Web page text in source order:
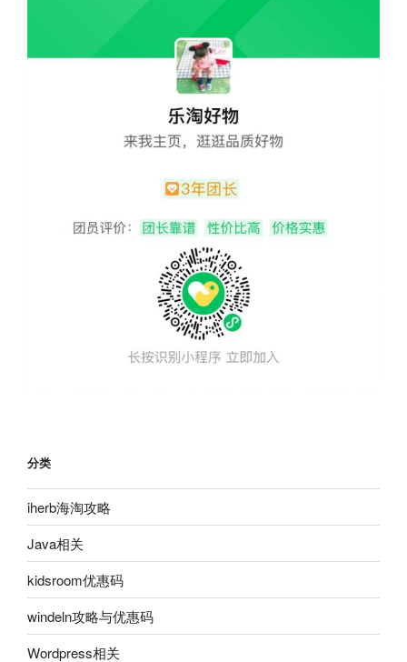
分类
iherb海淘攻略
Java相关
kidsroom优惠码
windeln攻略与优惠码
Wordpress相关